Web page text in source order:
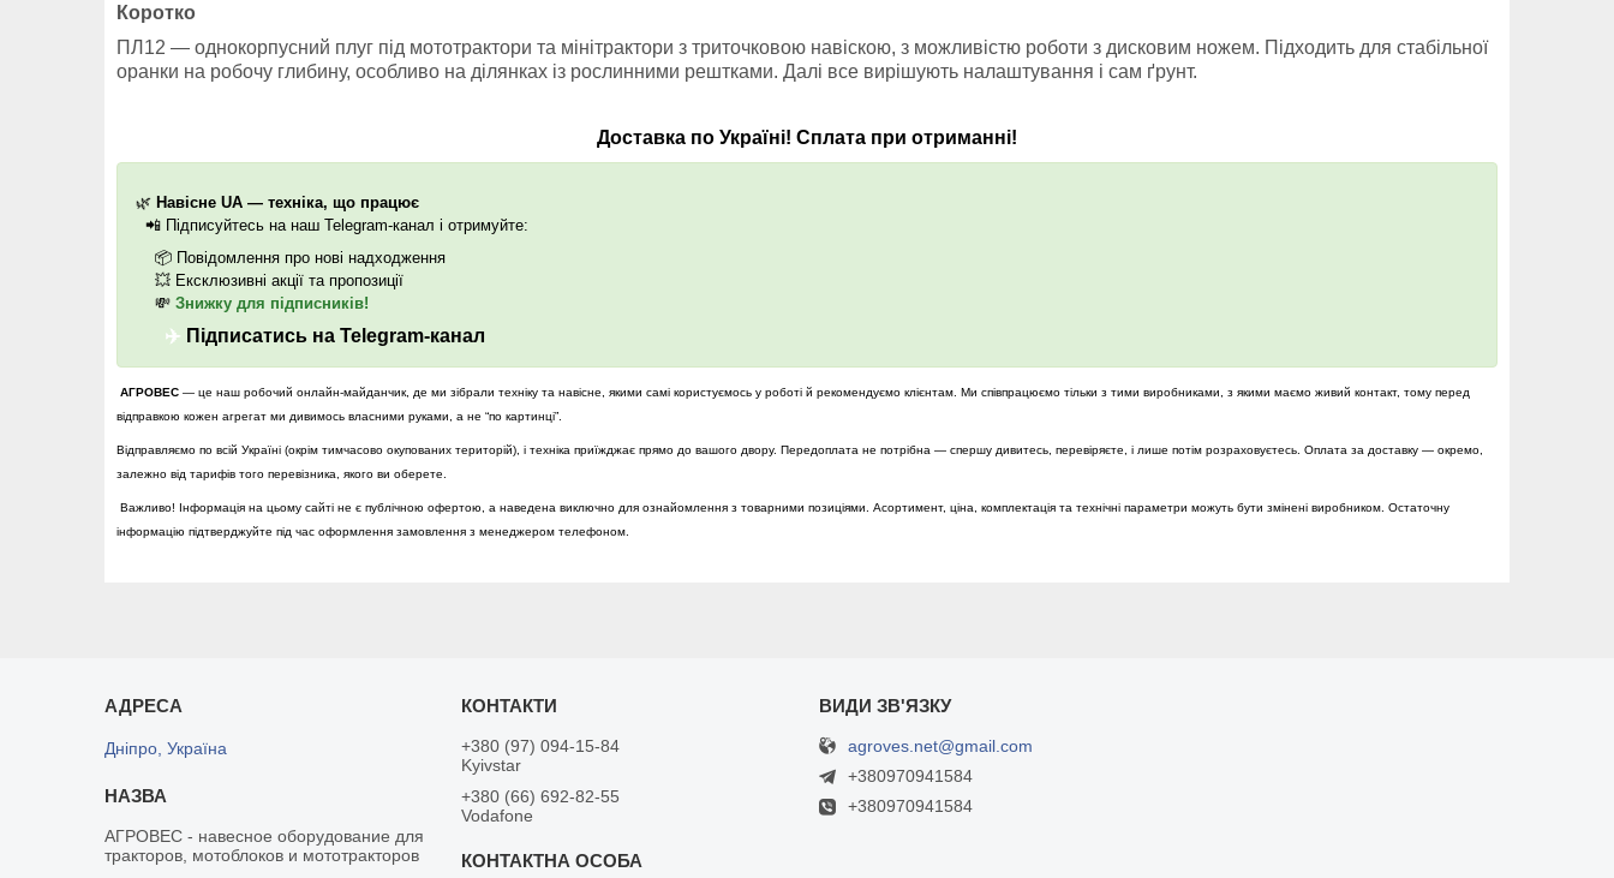
Коротко
ПЛ12 — однокорпусний плуг під мототрактори та мінітрактори з триточковою навіскою, з можливістю роботи з дисковим ножем. Підходить для стабільної
оранки на робочу глибину, особливо на ділянках із рослинними рештками. Далі все вирішують налаштування і сам ґрунт.
Доставка по Україні! Сплата при отриманні!
🌿 Навісне UA — техніка, що працює
📲 Підписуйтесь на наш Telegram-канал і отримуйте:
📦 Повідомлення про нові надходження
💥 Ексклюзивні акції та пропозиції
💸 Знижку для підписників!
✈️ Підписатись на Telegram-канал
АГРОВЕС — це наш робочий онлайн-майданчик, де ми зібрали техніку та навісне, якими самі користуємось у роботі й рекомендуємо клієнтам. Ми співпрацюємо тільки з тими виробниками, з якими маємо живий контакт, тому перед
відправкою кожен агрегат ми дивимось власними руками, а не “по картинці”.
Відправляємо по всій Україні (окрім тимчасово окупованих територій), і техніка приїжджає прямо до вашого двору. Передоплата не потрібна — спершу дивитесь, перевіряєте, і лише потім розраховуєтесь. Оплата за доставку — окремо,
залежно від тарифів того перевізника, якого ви оберете.
Важливо! Інформація на цьому сайті не є публічною офертою, а наведена виключно для ознайомлення з товарними позиціями. Асортимент, ціна, комплектація та технічні параметри можуть бути змінені виробником. Остаточну
інформацію підтверджуйте під час оформлення замовлення з менеджером телефоном.
Дніпро, Україна
АГРОВЕС - навесное оборудование для
тракторов, мотоблоков и мототракторов
+380 (97) 094-15-84
Kyivstar
+380 (66) 692-82-55
Vodafone
agroves.net@gmail.com
+380970941584
+380970941584